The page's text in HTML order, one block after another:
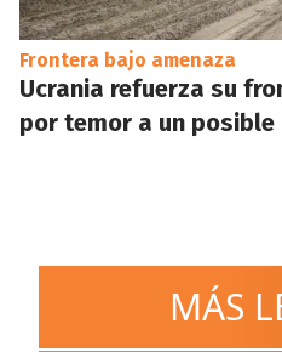
Frontera bajo amenaza
Ucrania refuerza su
por temor a un
MÁS